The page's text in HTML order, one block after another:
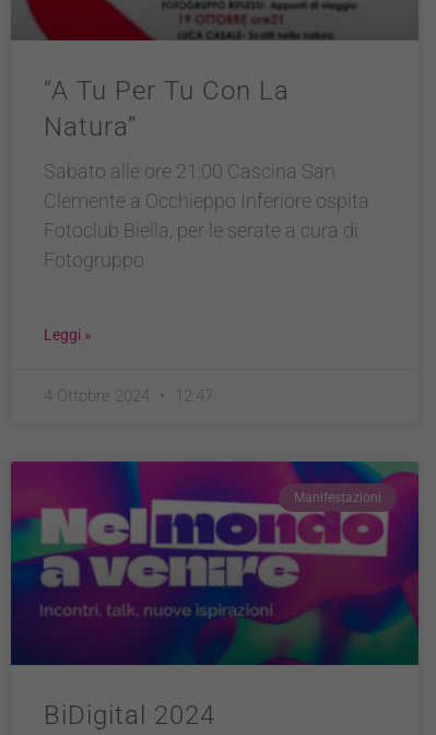
“A Tu Per Tu Con La
Natura”
Sabato alle ore 21:00 Cascina San
Clemente a Occhieppo Inferiore ospita
Fotoclub Biella, per le serate a cura di
Fotogruppo
Leggi »
4 Ottobre 2024 12:47
Manifestazioni
BiDigital 2024